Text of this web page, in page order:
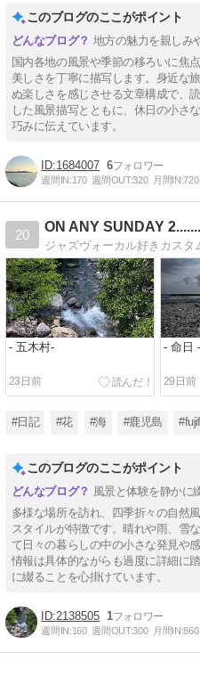
このブログのここがポイント
地方の魅力を親しみ
国内各地の風景や季節の移ろいに焦
美しさを丁寧に描写します。身近な
ぬ楽しさを感じさせる文章構成で、
した風景描写とともに、休日の小さ
巧みに伝えています。
1684007 6
週間IN:170 週間OUT:320 月間IN:720
20
ON ANY SUNDAY
ジャズヴォーカル好きカスタ
- 五木村-
23日前
- 命日 -
29日前
#日記 #花 #海 #鹿児島
このブログのここがポイント
風景と体験を静かに
多様な場所を訪れ、四季折々の自然
スタイルが特徴です。晴れや雨、雪
て日々の暮らしの中の小さな発見や
情報は具体的ながらも過度に詳細に
に綴ることを心掛けています。
2138505 1
週間IN:160 週間OUT:300 月間IN:860